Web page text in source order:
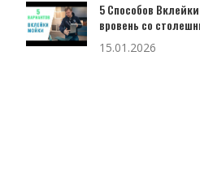
5 Способов
вровень со
15.01.2026